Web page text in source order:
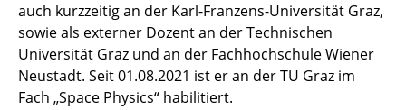
auch kurzzeitig an der Karl-Franzens-Universität Graz,
sowie als externer Dozent an der Technischen
Universität Graz und an der Fachhochschule Wiener
Neustadt. Seit 01.08.2021 ist er an der TU Graz im
Fach „Space Physics“ habilitiert.